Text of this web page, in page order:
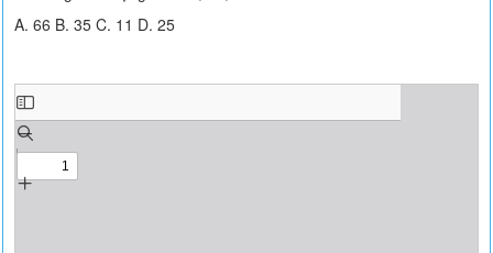
A. 66 B. 35 C. 11 D. 25